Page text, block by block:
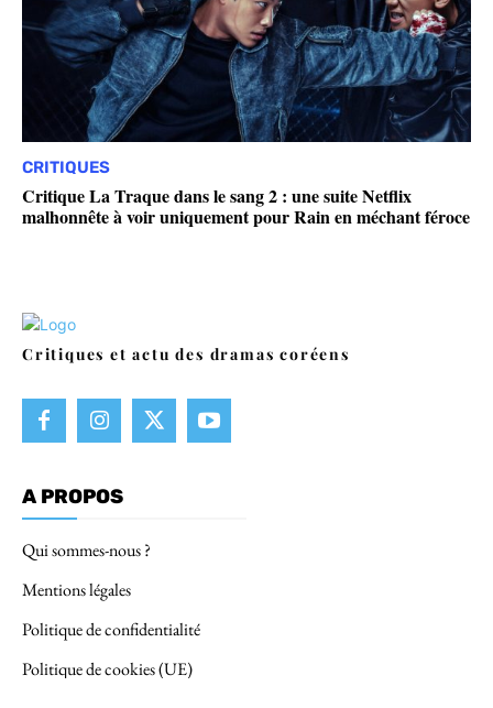
CRITIQUES
Critique La Traque dans le sang 2 : une suite Netflix
malhonnête à voir uniquement pour Rain en méchant féroce
Critiques et actu des dramas coréens
A PROPOS
Qui sommes-nous ?
Mentions légales
Politique de confidentialité
Politique de cookies (UE)